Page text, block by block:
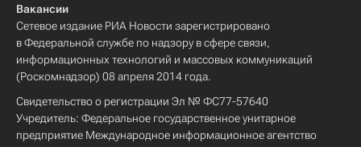
Вакансии
Сетевое издание РИА Новости зарегистрировано
в Федеральной службе по надзору в сфере связи,
информационных технологий и массовых коммуникаций
(Роскомнадзор) 08 апреля 2014 года.
Свидетельство о регистрации Эл № ФС77-57640
Учредитель: Федеральное государственное унитарное
предприятие Международное информационное агентство